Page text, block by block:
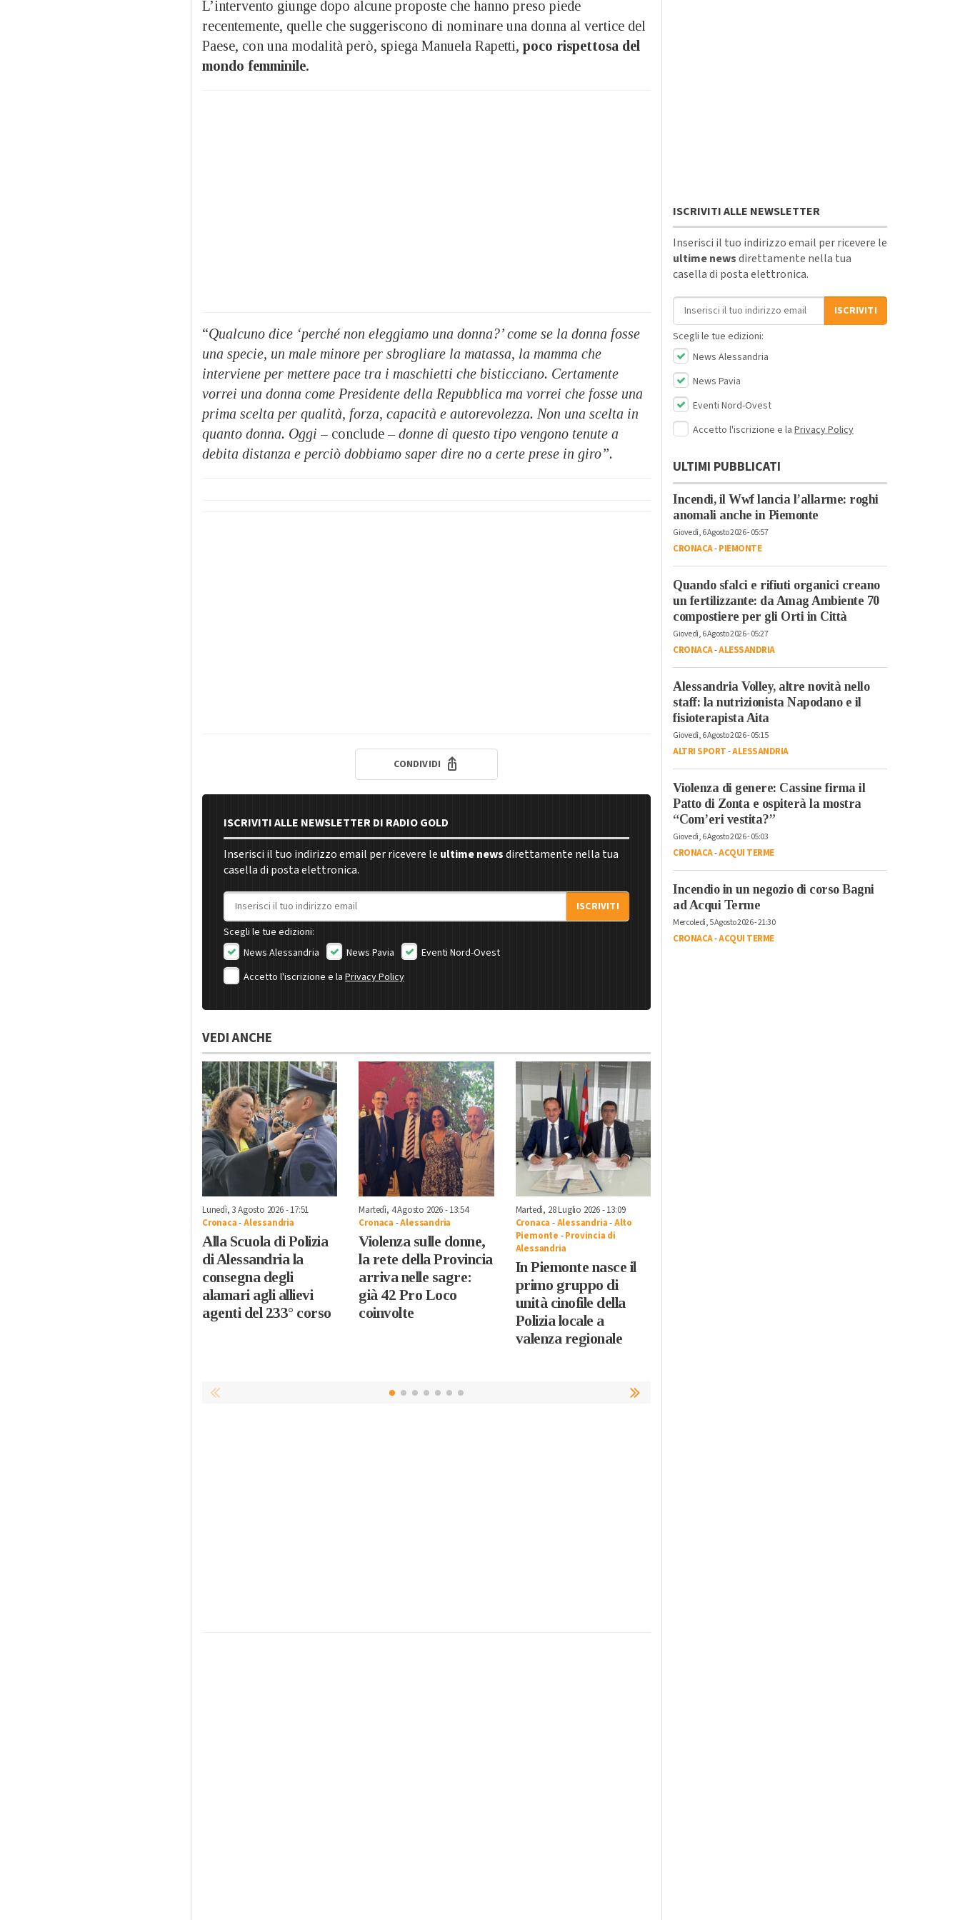
L’intervento giunge dopo alcune proposte che hanno preso piede
recentemente, quelle che suggeriscono di nominare una donna al vertice del
Paese, con una modalità però, spiega Manuela Rapetti, poco rispettosa del
mondo femminile.
“Qualcuno dice ‘perché non eleggiamo una donna?’ come se la donna fosse
una specie, un male minore per sbrogliare la matassa, la mamma che
interviene per mettere pace tra i maschietti che bisticciano. Certamente
vorrei una donna come Presidente della Repubblica ma vorrei che fosse una
prima scelta per qualità, forza, capacità e autorevolezza. Non una scelta in
quanto donna. Oggi – conclude – donne di questo tipo vengono tenute a
debita distanza e perciò dobbiamo saper dire no a certe prese in giro”.
CONDIVIDI
ISCRIVITI ALLE NEWSLETTER DI RADIO GOLD
Inserisci il tuo indirizzo email per ricevere le ultime newsdirettamente nella tua
casella di posta elettronica.
Indirizzo email
ISCRIVITI
Scegli le tue edizioni:
News Alessandria
News Pavia
Eventi Nord-Ovest
Accetto l'iscrizione e la Privacy Policy
VEDI ANCHE
Lunedì, 3 Agosto 2026 - 17:51
Cronaca-Alessandria
Alla Scuola di Polizia
di Alessandria la
consegna degli
alamari agli allievi
agenti del 233° corso
Martedì, 4 Agosto 2026 - 13:54
Cronaca -Alessandria
Violenza sulle donne,
la rete della Provincia
arriva nelle sagre:
già 42 Pro Loco
coinvolte
Martedì, 28 Luglio 2026 - 13:09
Cronaca -Alessandria-Alto
Piemonte -Provincia di
Alessandria
In Piemonte nasce il
primo gruppo di
unità cinofile della
Polizia locale a
valenza regionale
ISCRIVITI ALLE NEWSLETTER
Inserisci il tuo indirizzo email per ricevere le
ultime newsdirettamente nella tua
casella di posta elettronica.
Indirizzo email
ISCRIVITI
Scegli le tue edizioni:
News Alessandria
News Pavia
Eventi Nord-Ovest
Accetto l'iscrizione e la Privacy Policy
ULTIMI PUBBLICATI
Incendi, il Wwf lancia l’allarme: roghi
anomali anche in Piemonte
Giovedì, 6 Agosto 2026 - 05:57
CRONACA-PIEMONTE
Quando sfalci e rifiuti organici creano
un fertilizzante: da Amag Ambiente 70
compostiere per gli Orti in Città
Giovedì, 6 Agosto 2026 - 05:27
CRONACA-ALESSANDRIA
Alessandria Volley, altre novità nello
staff: la nutrizionista Napodano e il
fisioterapista Aita
Giovedì, 6 Agosto 2026 - 05:15
ALTRI SPORT-ALESSANDRIA
Violenza di genere: Cassine firma il
Patto di Zonta e ospiterà la mostra
“Com’eri vestita?”
Giovedì, 6 Agosto 2026 - 05:03
CRONACA-ACQUI TERME
Incendio in un negozio di corso Bagni
ad Acqui Terme
Mercoledì, 5 Agosto 2026 - 21:30
CRONACA-ACQUI TERME